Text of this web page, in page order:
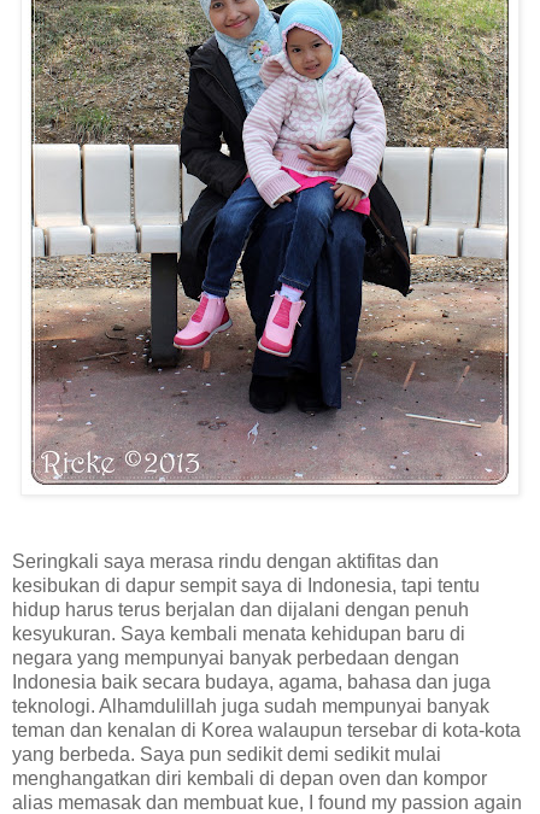
Seringkali saya merasa rindu dengan aktifitas dan
kesibukan di dapur sempit saya di Indonesia, tapi tentu
hidup harus terus berjalan dan dijalani dengan penuh
kesyukuran. Saya kembali menata kehidupan baru di
negara yang mempunyai banyak perbedaan dengan
Indonesia baik secara budaya, agama, bahasa dan juga
teknologi. Alhamdulillah juga sudah mempunyai banyak
teman dan kenalan di Korea walaupun tersebar di kota-kota
yang berbeda. Saya pun sedikit demi sedikit mulai
menghangatkan diri kembali di depan oven dan kompor
alias memasak dan membuat kue, I found my passion again